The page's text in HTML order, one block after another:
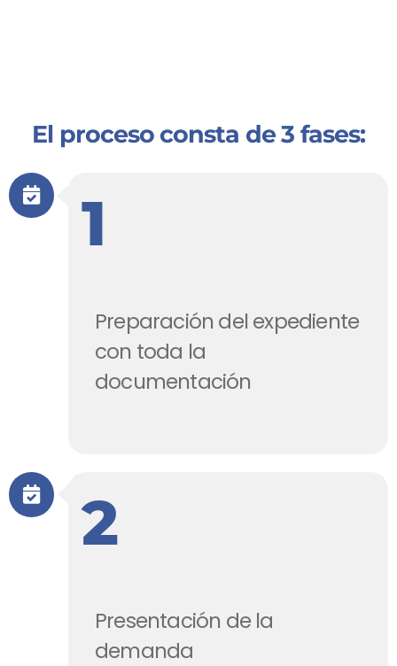
El proceso consta de 3 fases:
1
Preparación del expediente
con toda la
documentación
2
Presentación de la
demanda